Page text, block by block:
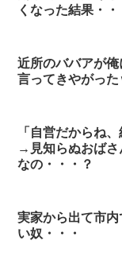
くなった結果・・
近所のババアが
言ってきやがっ
「自営だからね
→見知らぬおば
なの・・・？
実家から出て市
い奴・・・